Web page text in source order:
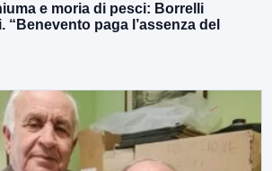
e moria di pesci: Borrelli
“Benevento paga l’assenza del